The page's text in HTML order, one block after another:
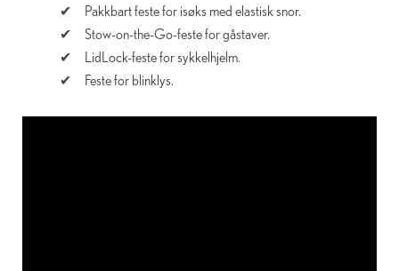
Pakkbart feste for isøks med elastisk snor.
Stow-on-the-Go-feste for gåstaver.
LidLock-feste for sykkelhjelm.
Feste for blinklys.